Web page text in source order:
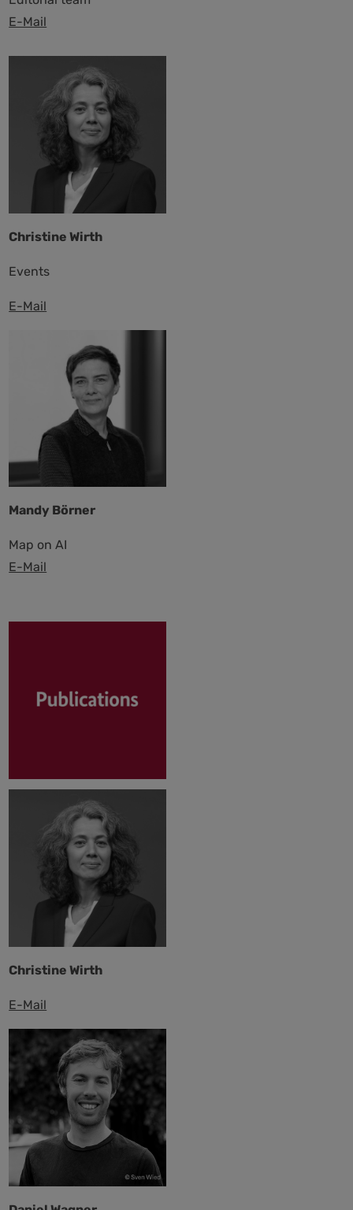
E-Mail
Christine Wirth
Events
E-Mail
Mandy Börner
Map on AI
E-Mail
Christine Wirth
E-Mail